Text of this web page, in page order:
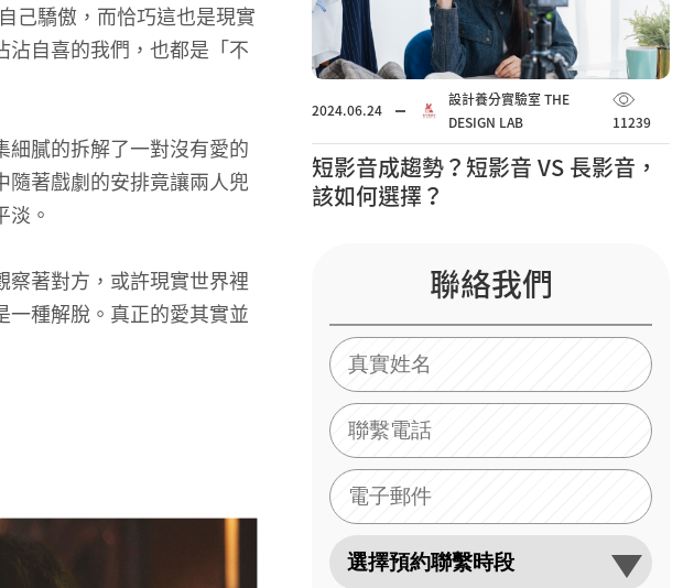
己驕傲，而恰巧這也是現實
自喜的我們，也都是「不
膩的拆解了一對沒有愛的
著戲劇的安排竟讓兩人兜
。
著對方，或許現實世界裡
種解脫。真正的愛其實並
短影音成趨勢？短影音 VS 長影音，
該如何選擇？
2024.06.24
設計養分實驗室 THE
DESIGN LAB
11239
聯絡我們